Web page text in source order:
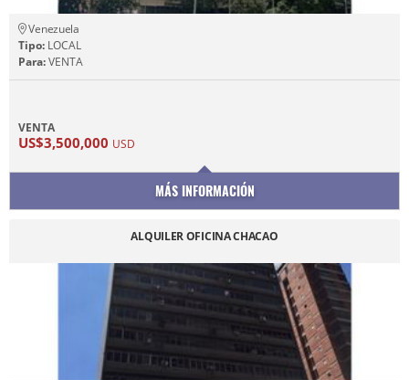
Venezuela
Tipo: LOCAL
Para:VENTA
VENTA
US$3,500,000 USD
MÁS INFORMACIÓN
ALQUILER OFICINA CHACAO